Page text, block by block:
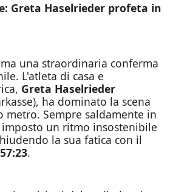
Greta Haselrieder profeta in
una straordinaria conferma
L'atleta di casa e
Greta Haselrieder
ha dominato la scena
Sempre saldamente in
un ritmo insostenibile
la sua fatica con il
.